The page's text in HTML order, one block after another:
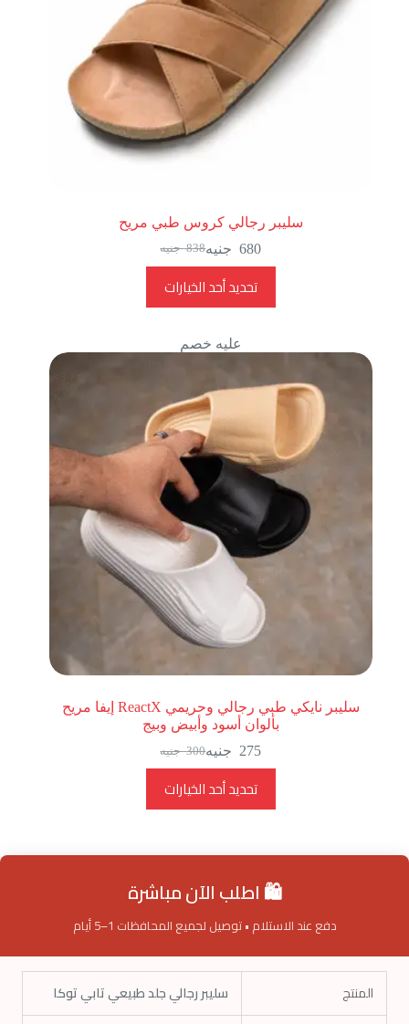
سليبر رجالي كروس طبي مريح
838 جنيه 680 جنيه
تحديد أحد الخيارات
عليه خصم
سليبر نايكي طبي رجالي وحريمي ReactX إيفا مريح
بألوان أسود وأبيض وبيج
300 جنيه 275 جنيه
تحديد أحد الخيارات
🛍️ اطلب الآن مباشرة
دفع عند الاستلام • توصيل لجميع المحافظات 1–5 أيام
المنتج
سليبر رجالي جلد طبيعي تابي توكا